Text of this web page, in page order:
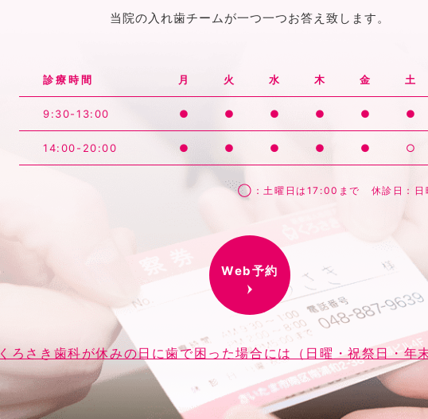
当院の入れ歯チームが一つ一つお答え致します。
診療時間 月 火 水 木 金 土
9:30-13:00 ● ● ● ● ● ●
14:00-20:00 ● ● ● ● ● ○
◯：土曜日は17:00まで 休診日：日
Web予約
くろさき歯科が休みの日に歯で困った場合には（日曜・祝祭日・年